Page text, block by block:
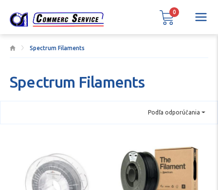
Spectrum Filaments
Spectrum Filaments
Podľa odporúčania
0